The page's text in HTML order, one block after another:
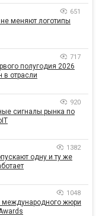
651
меняют логотипы
717
полугодия 2026
в отрасли
920
сигналы рынка по
1382
одну и ту же
1048
международного жюри